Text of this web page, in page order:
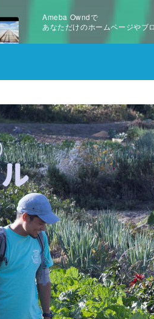
Ameba Owndで
あなただけのホームページやブ